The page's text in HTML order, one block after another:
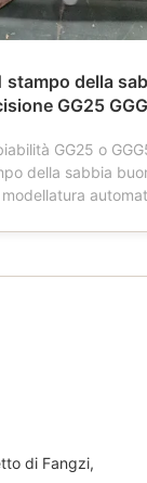
stampo della
GG25
GG25 o
della sabbia
di Fangzi,